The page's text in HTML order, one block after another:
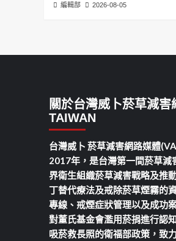
編輯部 2026-08-05
關於台灣威卜菸草減害
TAIWAN
台灣威卜 菸草減害網路媒體
2017年，是台灣第一間菸草減
界衛生組織菸草減害戰略及推
丁替代療法及戒除菸草煙霧的
專線、戒煙症狀管理以及成功
對董氏基金會濫用菸捐進行認
吸菸救長照的衛福部政策，致